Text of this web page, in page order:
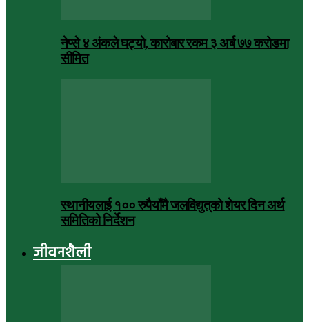
नेप्से ४ अंकले घट्यो, कारोबार रकम ३ अर्ब ७७ करोडमा
सीमित
स्थानीयलाई १०० रुपैयाँमै जलविद्युत्‌को शेयर दिन अर्थ
समितिको निर्देशन
जीवनशैली